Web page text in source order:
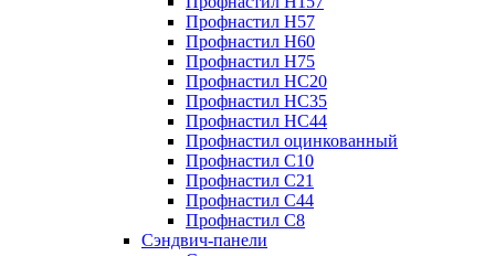
Профнастил Н57
Профнастил Н60
Профнастил Н75
Профнастил НС20
Профнастил НС35
Профнастил НС44
Профнастил оцинкованный
Профнастил С10
Профнастил С21
Профнастил С44
Профнастил С8
Сэндвич-панели